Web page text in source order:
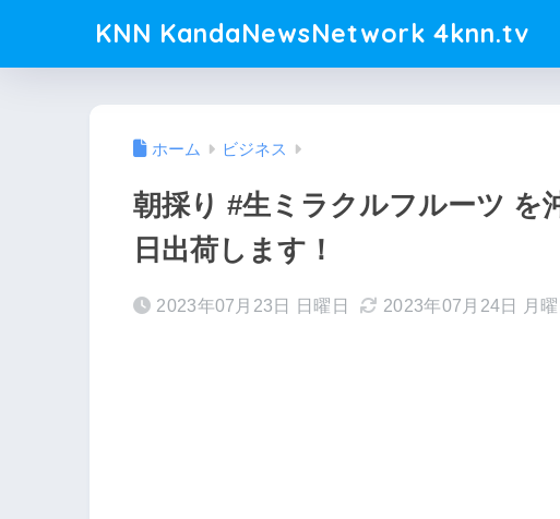
KNN KandaNewsNetwork 4knn.tv
ホーム ビジネス
朝採り #生ミラクルフルーツ を
日出荷します！
2023年07月23日 日曜日 2023年07月24日 月曜